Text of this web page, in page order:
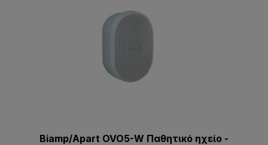
Biamp/Apart OVO5-W Παθητικό ηχείο -